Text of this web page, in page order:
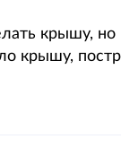
крышу, но
крышу,